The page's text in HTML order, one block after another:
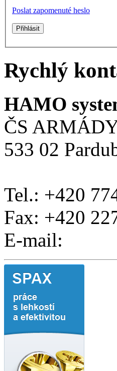
Poslat zapomenuté heslo
Rychlý
HAMO
ČS
533 02
Tel.: +420
Fax: +420
E-mail: